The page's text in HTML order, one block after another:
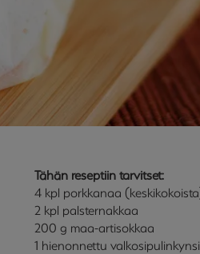
Tähän reseptiin tarvitset:
4 kpl porkkanaa
2 kpl palsternakkaa
200 g maa-artisokkaa
1 hienonnettu valkosipulinkynsi